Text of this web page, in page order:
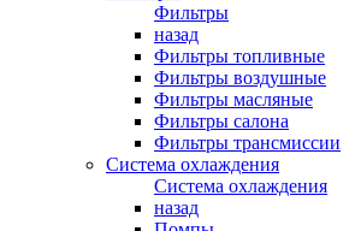
Фильтры
назад
Фильтры топливные
Фильтры воздушные
Фильтры масляные
Фильтры салона
Фильтры трансмиссии
Система охлаждения
Система охлаждения
назад